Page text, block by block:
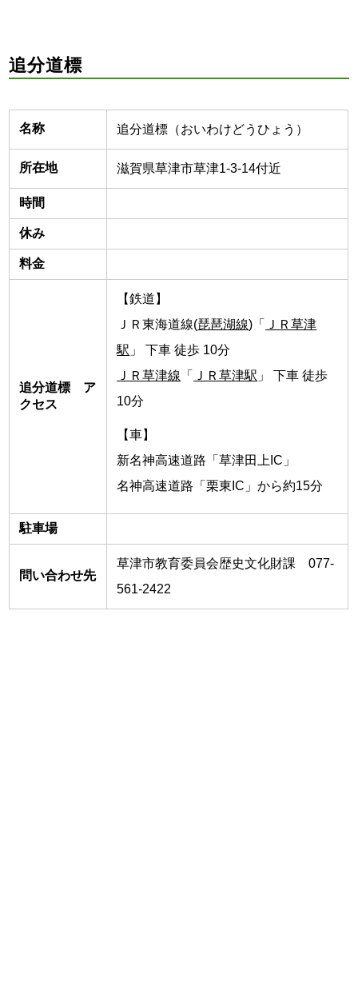
追分道標
名称 追分道標（おいわけどうひょう）
所在地 滋賀県草津市草津1-3-14付近
時間
休み
料金
追分道標 ア
クセス
【鉄道】
ＪＲ東海道線(琵琶湖線)「
ＪＲ草津
駅 」 下車 徒歩 10分
ＪＲ草津線 「 ＪＲ草津駅 」 下車 徒歩
10分
【車】
新名神高速道路「草津田上IC」
名神高速道路「栗東IC」から約15分
駐車場
問い合わせ先
草津市教育委員会歴史文化財課 077-
561-2422